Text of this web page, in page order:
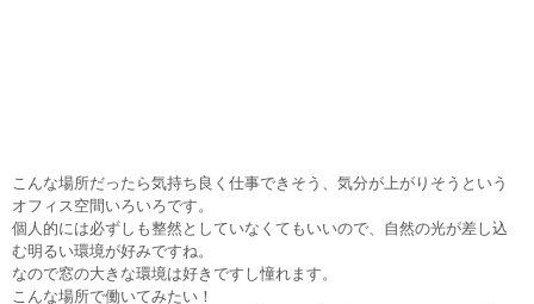
こんな場所だったら気持ち良く仕事できそう、気分が上がりそうという
オフィス空間いろいろです。
個人的には必ずしも整然としていなくてもいいので、自然の光が差し込
む明るい環境が好みですね。
なので窓の大きな環境は好きですし憧れます。
こんな場所で働いてみたい！